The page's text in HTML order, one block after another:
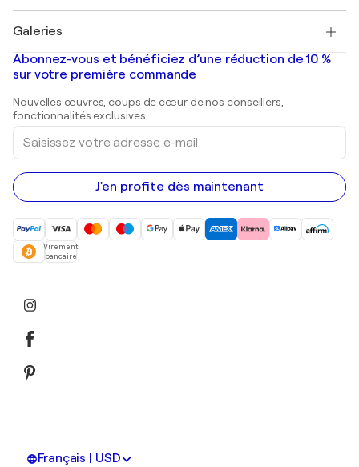
Banksy
Mr. Brainwash
Shepard Fairey
Tableaux abstraits à vendre
Peintures de paysage
Estampes
Peintures acryliques
Galeries
Galeries d'art en France
Galeries d'art en Belgique
Abonnez-vous et bénéficiez d’une réduction de 10 %
sur votre première commande
Nouvelles œuvres, coups de cœur de nos conseillers,
fonctionnalités exclusives.
Saisissez
votre
adresse
e-
mail
J'en profite dès maintenant
Virement
bancaire
Français | USD